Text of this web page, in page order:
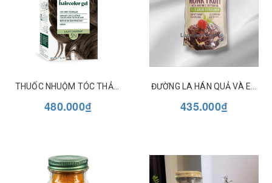
THUỐC NHUỘM TÓC THẢO DƯỢC BỀN MÀU DẠNG GEL HERBATINT (MẪU MỚI)
480.000₫ 435.000₫